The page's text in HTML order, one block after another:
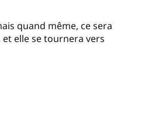
quand même, ce sera
elle se tournera vers